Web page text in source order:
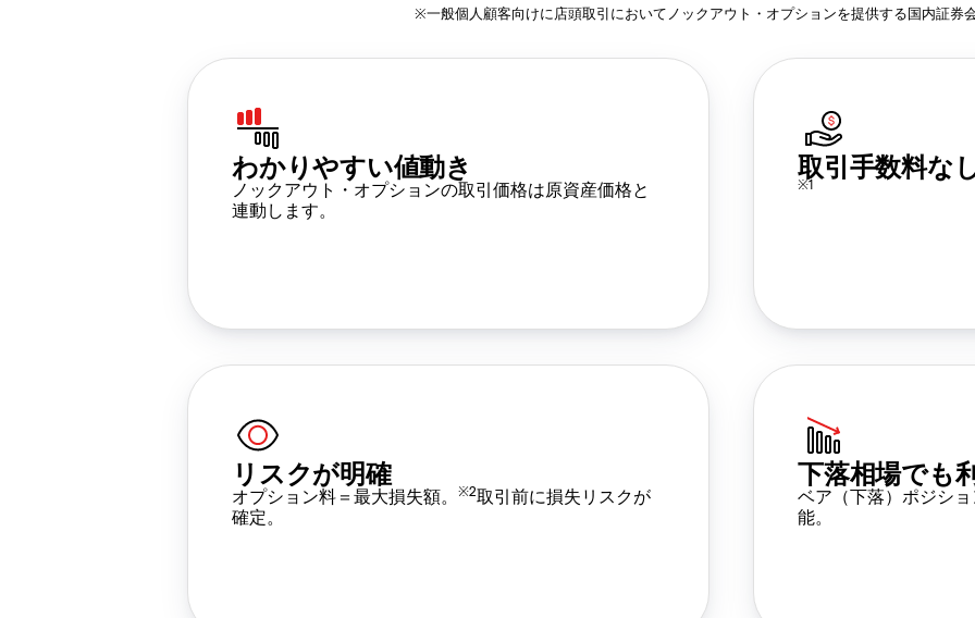
※一般個人顧客向けに店頭取引においてノックアウト・オプションを提供する国内証券
わかりやすい値動き
ノックアウト・オプションの取引価格は原資産価格と
連動します。
取引手数料な
※1
リスクが明確
オプション料＝最大損失額。 ※2取引前に損失リスクが
確定。
下落相場でも
ベア（下落）ポジシ
能。